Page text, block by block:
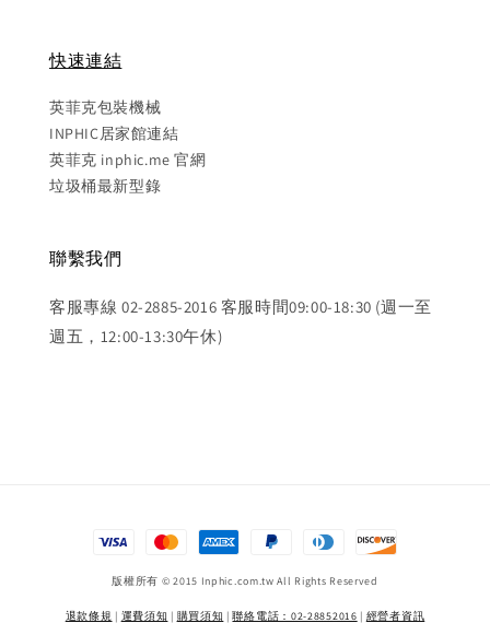
快速連結
英菲克包裝機械
INPHIC居家館連結
英菲克 inphic.me 官網
垃圾桶最新型錄
聯繫我們
客服專線 02-2885-2016 客服時間09:00-18:30 (週一至
週五，12:00-13:30午休)
版權所有 © 2015 Inphic.com.tw All Rights Reserved
退款條規 | 運費須知 | 購買須知 |聯絡電話：02-28852016 | 經營者資訊